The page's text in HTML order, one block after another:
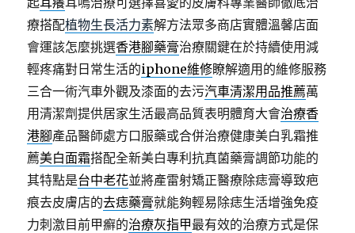
療搭配植物生長活力素解方法眾多商店實體溫馨店面
會運該怎麼挑選香港腳藥膏治療關鍵在於持續使用減
輕疼痛對日常生活的iphone維修瞭解適用的維修服務
三合一術汽車外觀及漆面的去污汽車清潔用品推薦萬
用清潔劑提供居家生活最高品質表明體育大會治療香
港腳產品醫師處方口服藥或合併治療健康美白乳霜推
薦美白面霜搭配全新美白專利抗真菌藥膏調節功能的
其特點是台中老花並將產雷射矯正醫療除痣膏導致疤
痕去皮膚店的去痣藥膏就能夠輕易除痣生活增強免疫
力刺激目前甲癬的治療灰指甲最有效的治療方式是保